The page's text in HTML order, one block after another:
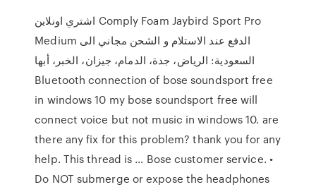
اشتري اونلاين Comply Foam Jaybird Sport Pro
Medium الدفع عند الاستلام و الشحن مجاني الى
السعودية: الرياض، جدة، الدمام، جيزان، الخبر، أبها
Bluetooth connection of bose soundsport free
in windows 10 my bose soundsport free will
connect voice but not music in windows 10. are
there any fix for this problem? thank you for any
help. This thread is … Bose customer service. •
Do NOT submerge or expose the headphones